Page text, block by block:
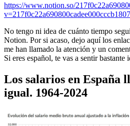
https://www.notion.so/
No tengo ni idea de cuánto tiempo
Notion. Por si acaso, dejo aquí los
me han llamado la atención y un
Si eres español, te vas a sentir
Los salarios en España
igual. 1964-2024